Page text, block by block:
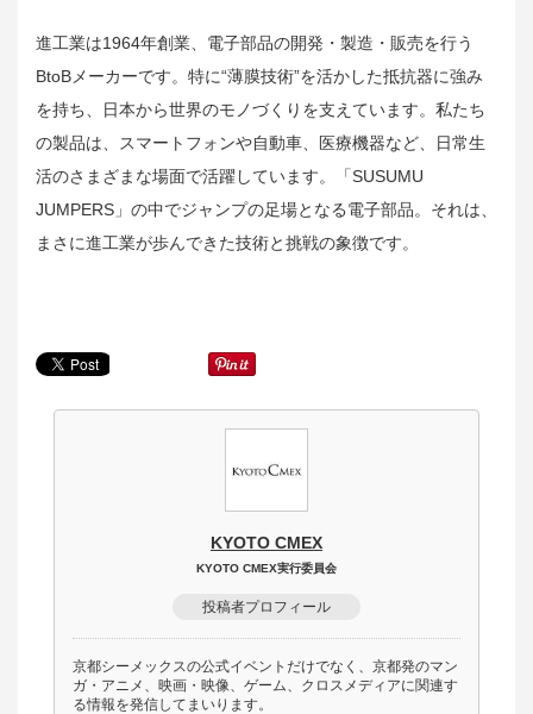
進工業は1964年創業、電子部品の開発・製造・販売を行う
BtoBメーカーです。特に“薄膜技術”を活かした抵抗器に強み
を持ち、日本から世界のモノづくりを支えています。私たち
の製品は、スマートフォンや自動車、医療機器など、日常生
活のさまざまな場面で活躍しています。「SUSUMU
JUMPERS」の中でジャンプの足場となる電子部品。それは、
まさに進工業が歩んできた技術と挑戦の象徴です。
KYOTO CMEX
KYOTO CMEX実行委員会
投稿者プロフィール
京都シーメックスの公式イベントだけでなく、京都発のマン
ガ・アニメ、映画・映像、ゲーム、クロスメディアに関連す
る情報を発信してまいります。